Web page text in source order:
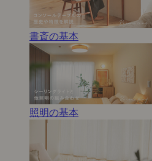
書斎の基本
照明の基本